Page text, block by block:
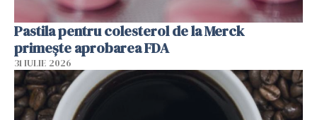
Pastila pentru colesterol de la Merck
primește aprobarea FDA
31 IULIE 2026